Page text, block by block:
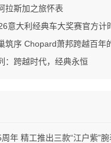
拉斯加之旅怀表
意大利经典车大奖赛官方计
筑序 Chopard萧邦跨越百年
：跨越时代，经典永恒
年 精工推出三款“江户紫”腕